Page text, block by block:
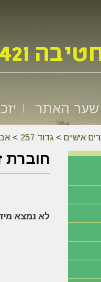
שער האתר
אישיים >גדוד 257 >
חוברת
לא נמצא